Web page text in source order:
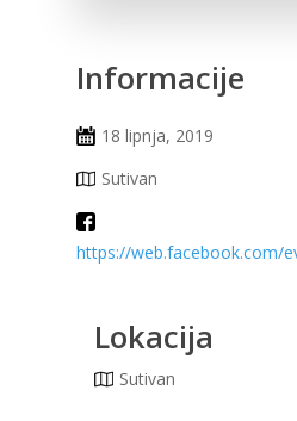
Informacije
18 lipnja, 2019
Sutivan
https://web.facebook.com/
Lokacija
Sutivan